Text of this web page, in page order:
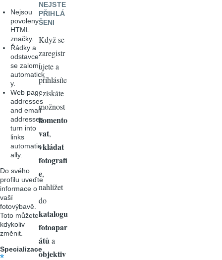
Nejsou
povoleny
HTML
značky.
Řádky a
odstavce
se zalomí
automatick
y.
Web page
addresses
and email
addresses
turn into
links
automatic
ally.
Do svého
profilu uveďte
informace o
vaší
fotovýbavě.
Toto můžete
kdykoliv
změnit.
Specializace
NEJSTE
PŘIHLÁ
ŠENI
Když se
zaregistr
ujete a
přihlásíte
, získáte
možnost
komento
vat,
vkládat
fotografi
e,
nahlížet
do
katalogu
fotoapar
átů a
objektiv